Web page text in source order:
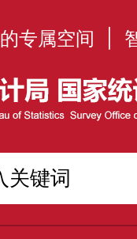
专属空间